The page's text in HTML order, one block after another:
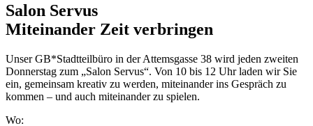
Salon Servus
Miteinander Zeit verbringen
Unser GB*Stadtteilbüro in der Attemsgasse 38 wird jeden zweiten
Donnerstag zum „Salon Servus“. Von 10 bis 12 Uhr laden wir Sie
ein, gemeinsam kreativ zu werden, miteinander ins Gespräch zu
kommen – und auch miteinander zu spielen.
Wo: